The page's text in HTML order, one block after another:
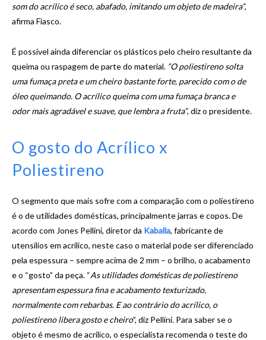
som do acrílico é seco, abafado, imitando um objeto de madeira”,
afirma Fiasco.
É possível ainda diferenciar os plásticos pelo cheiro resultante da
queima ou raspagem de parte do material. “O poliestireno solta
uma fumaça preta e um cheiro bastante forte, parecido com o de
óleo queimando. O acrílico queima com uma fumaça branca e
odor mais agradável e suave, que lembra a fruta”, diz o presidente.
O gosto do Acrílico x
Poliestireno
O segmento que mais sofre com a comparação com o poliestireno
é o de utilidades domésticas, principalmente jarras e copos. De
acordo com Jones Pellini, diretor da Kaballa, fabricante de
utensílios em acrílico, neste caso o material pode ser diferenciado
pela espessura – sempre acima de 2 mm­ – o brilho, o acabamento
e o “gosto” da peça. “As utilidades domésticas de poliestireno
apresentam espessura fina e acabamento texturizado,
normalmente com rebarbas. E ao contrário do acrílico, o
poliestireno libera gosto e cheiro”, diz Pellini. Para saber se o
objeto é mesmo de acrílico, o especialista recomenda o teste do